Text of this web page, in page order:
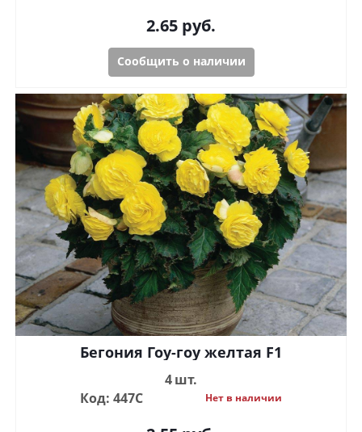
2.65 руб.
Сообщить о наличии
Бегония Гоу-гоу желтая F1
4 шт.
Код: 447С
Нет в наличии